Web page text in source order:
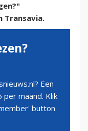
Transavia.
Een
maand. Klik
button